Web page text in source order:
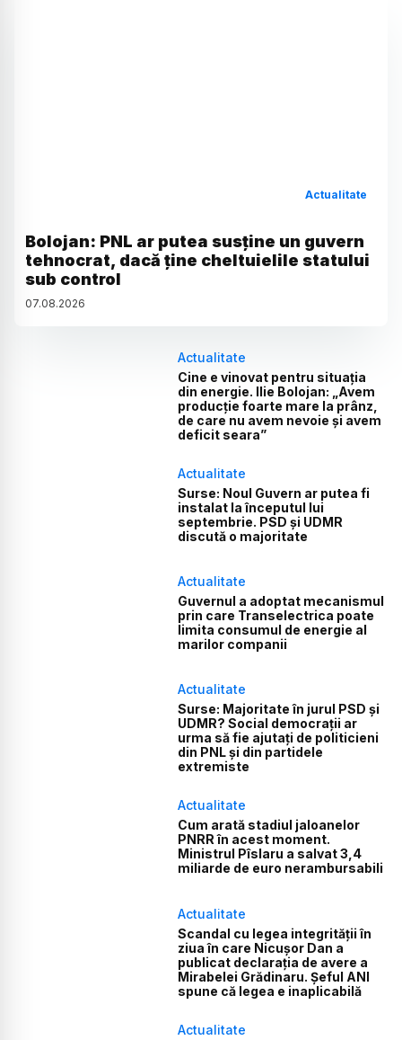
Actualitate
Bolojan: PNL ar putea susține un guvern
tehnocrat, dacă ține cheltuielile statului
sub control
07.08.2026
Actualitate
Cine e vinovat pentru situația
din energie. Ilie Bolojan: „Avem
producție foarte mare la prânz,
de care nu avem nevoie și avem
deficit seara”
Actualitate
Surse: Noul Guvern ar putea fi
instalat la începutul lui
septembrie. PSD și UDMR
discută o majoritate
Actualitate
Guvernul a adoptat mecanismul
prin care Transelectrica poate
limita consumul de energie al
marilor companii
Actualitate
Surse: Majoritate în jurul PSD și
UDMR? Social democrații ar
urma să fie ajutați de politicieni
din PNL și din partidele
extremiste
Actualitate
Cum arată stadiul jaloanelor
PNRR în acest moment.
Ministrul Pîslaru a salvat 3,4
miliarde de euro nerambursabili
Actualitate
Scandal cu legea integrității în
ziua în care Nicușor Dan a
publicat declarația de avere a
Mirabelei Grădinaru. Șeful ANI
spune că legea e inaplicabilă
Actualitate